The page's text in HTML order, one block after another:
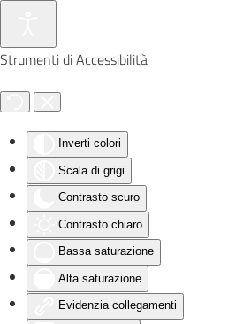
Strumenti di Accessibilità
Inverti colori
Scala di grigi
Contrasto scuro
Contrasto chiaro
Bassa saturazione
Alta saturazione
Evidenzia collegamenti
Skip to main content